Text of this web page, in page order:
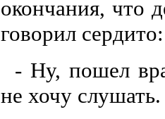
окончания, что
говорил сердито:
- Ну, пошел
не хочу слушать.